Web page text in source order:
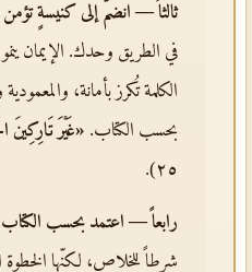
ثالثاً — انضمّ إلى كنيسةٍ
في الطريق وحدك. الإيمان
الكلمة تُكرز بأمانة،
بحسب الكتاب. «غَيْرَ تَارِكِينَ
٢٥).
رابعاً — اعتمد بحسب
شرطاً للخلاص، لكنّها الخطوة